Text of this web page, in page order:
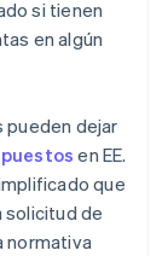
si tienen
en algún
pueden dejar
en EE.
que
solicitud de
normativa